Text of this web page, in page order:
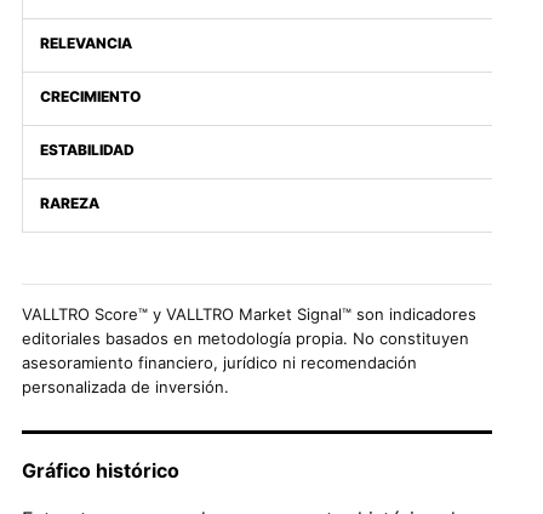
RELEVANCIA
CRECIMIENTO
ESTABILIDAD
RAREZA
VALLTRO Score™ y VALLTRO Market Signal™ son indicadores
editoriales basados en metodología propia. No constituyen
asesoramiento financiero, jurídico ni recomendación
personalizada de inversión.
Gráfico histórico